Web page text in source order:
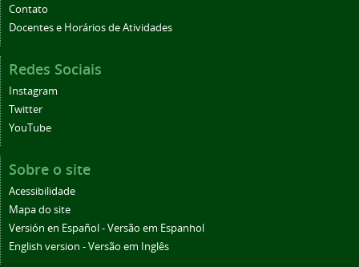
Contato
Docentes e Horários de Atividades
Redes Sociais
Instagram
Twitter
YouTube
Sobre o site
Acessibilidade
Mapa do site
Versión en Español - Versão em Espanhol
English version - Versão em Inglês